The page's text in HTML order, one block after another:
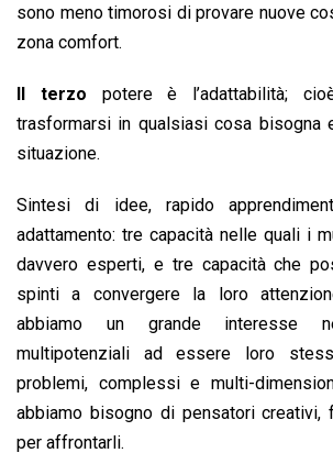
sono meno timorosi di provare nuove
zona comfort.
Il terzo potere è l’adattabilità;
trasformarsi in qualsiasi cosa bisogna
situazione.
Sintesi di idee, rapido
adattamento: tre capacità nelle quali i
davvero esperti, e tre capacità che
spinti a convergere la loro
abbiamo un grande interesse
multipotenziali ad essere loro
problemi, complessi e multi-
abbiamo bisogno di pensatori creativi,
per affrontarli.